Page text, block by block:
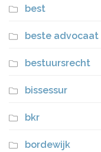
best
beste advocaat
bestuursrecht
bissessur
bkr
bordewijk